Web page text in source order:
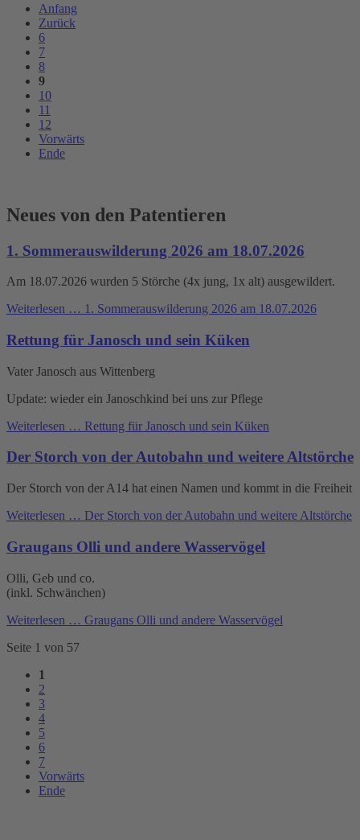
Anfang
Zurück
6
7
8
9
10
11
12
Vorwärts
Ende
Neues von den Patentieren
1. Sommerauswilderung 2026 am 18.07.2026
Am 18.07.2026 wurden 5 Störche (4x jung, 1x alt) ausgewildert.
Weiterlesen … 1. Sommerauswilderung 2026 am 18.07.2026
Rettung für Janosch und sein Küken
Vater Janosch aus Wittenberg
Update: wieder ein Janoschkind bei uns zur Pflege
Weiterlesen … Rettung für Janosch und sein Küken
Der Storch von der Autobahn und weitere Altstörche
Der Storch von der A14 hat einen Namen und kommt in die Freiheit
Weiterlesen … Der Storch von der Autobahn und weitere Altstörche
Graugans Olli und andere Wasservögel
Olli, Geb und co.
(inkl. Schwänchen)
Weiterlesen … Graugans Olli und andere Wasservögel
Seite 1 von 57
1
2
3
4
5
6
7
Vorwärts
Ende